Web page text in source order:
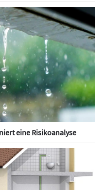
eine Risikoanalyse